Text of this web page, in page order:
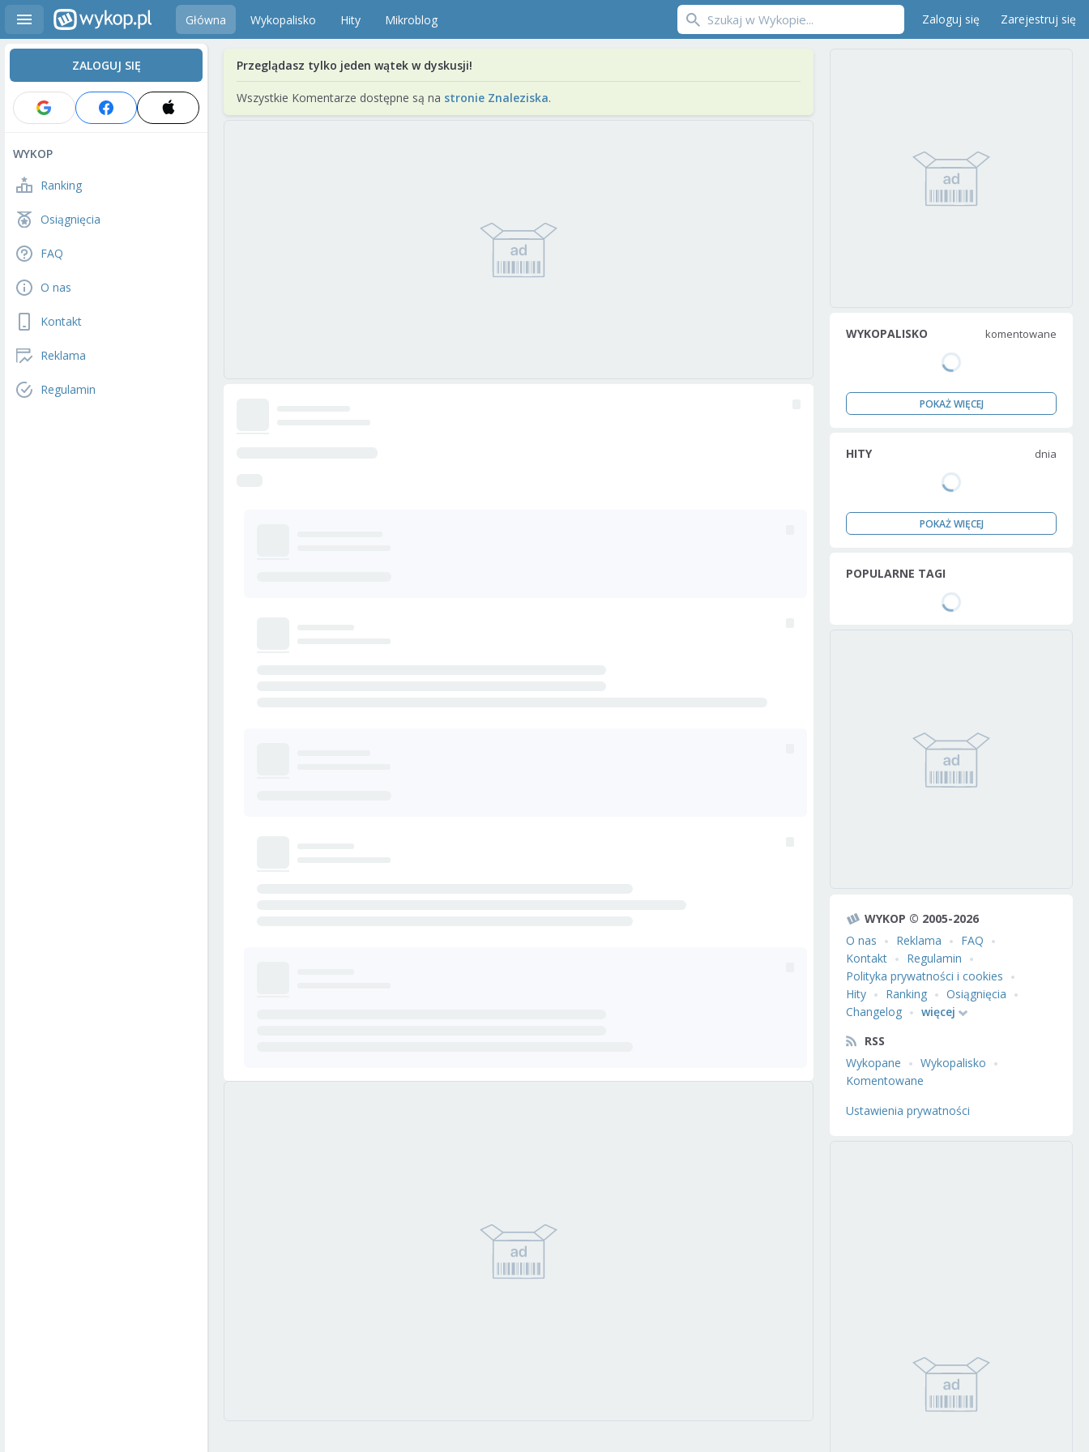
Główna Wykopalisko Hity Mikroblog Zaloguj się Zarejestruj się
ZALOGUJ SIĘ
WYKOP
Ranking
Osiągnięcia
FAQ
O nas
Kontakt
Reklama
Regulamin
Przeglądasz tylko jeden wątek w dyskusji!
Wszystkie Komentarze dostępne są na stronie Znaleziska.
WYKOPALISKO komentowane
POKAŻ WIĘCEJ
HITY dnia
POKAŻ WIĘCEJ
POPULARNE TAGI
WYKOP © 2005-2026
O nas
Reklama
FAQ
Kontakt
Regulamin
Polityka prywatności i cookies
Hity
Ranking
Osiągnięcia
Changelog
więcej
RSS
Wykopane
Wykopalisko
Komentowane
Ustawienia prywatności